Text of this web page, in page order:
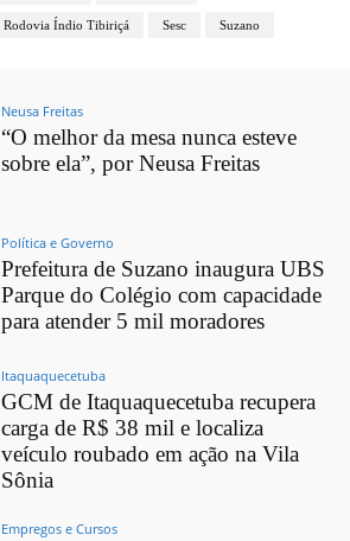
Rodovia Índio Tibiriçá Sesc Suzano
Neusa Freitas
“O melhor da mesa nunca esteve
sobre ela”, por Neusa Freitas
Política e Governo
Prefeitura de Suzano inaugura UBS
Parque do Colégio com capacidade
para atender 5 mil moradores
Itaquaquecetuba
GCM de Itaquaquecetuba recupera
carga de R$ 38 mil e localiza
veículo roubado em ação na Vila
Sônia
Empregos e Cursos